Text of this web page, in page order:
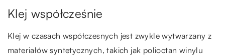
Klej współcześnie
Klej w czasach współczesnych jest zwykle wytwarzany z
materiałów syntetycznych, takich jak polioctan winylu